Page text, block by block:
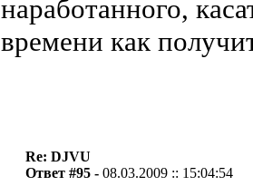
наработанного,
времени как
Re: DJVU
Ответ #95 -08.03.2009 :: 15:04:54